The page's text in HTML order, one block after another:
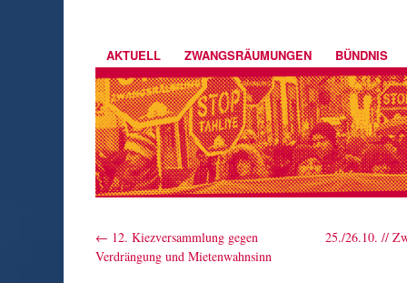
AKTUELL ZWANGSRÄUMUNGEN BÜNDNIS
← 12. Kiezversammlung gegen
Verdrängung und Mietenwahnsinn
25./26.10. //